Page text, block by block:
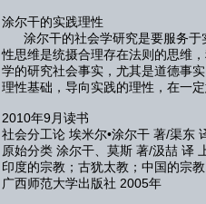
涂尔干的实践理性
涂尔干的社会学研究是要服务于
性思维是统摄合理存在法则的思维
学的研究社会事实，尤其是道德事
理性基础，导向实践的理性，在一
2010年9月读书
社会分工论 埃米尔•涂尔干 著/渠东
原始分类 涂尔干、莫斯 著/汲喆 译
印度的宗教；古犹太教；中国的宗
广西师范大学出版社 2005年